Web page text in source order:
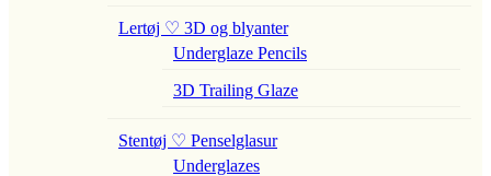
Lertøj ♡ 3D og blyanter
Underglaze Pencils
3D Trailing Glaze
Stentøj ♡ Penselglasur
Underglazes